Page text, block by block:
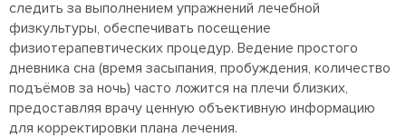
следить за выполнением упражнений лечебной
физкультуры, обеспечивать посещение
физиотерапевтических процедур. Ведение простого
дневника сна (время засыпания, пробуждения, количество
подъёмов за ночь) часто ложится на плечи близких,
предоставляя врачу ценную объективную информацию
для корректировки плана лечения.